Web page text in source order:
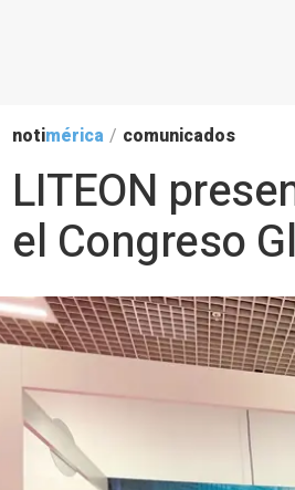
notimérica / comunicados
LITEON
el Congreso